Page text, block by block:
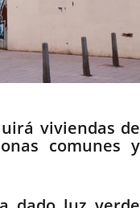
viviendas de
comunes y